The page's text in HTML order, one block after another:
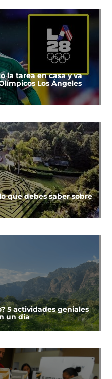
la tarea en casa y va
Los Ángeles
que debes saber sobre
5 actividades geniales
un día